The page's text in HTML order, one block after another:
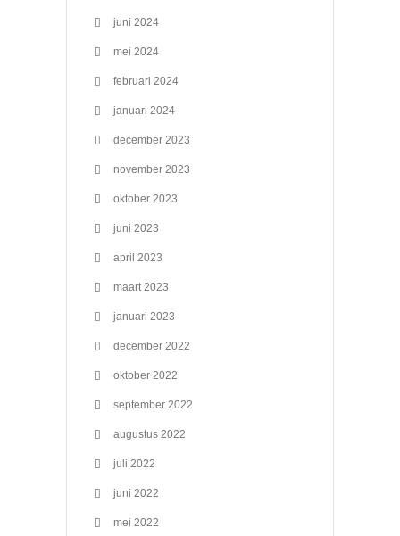
juni 2024
mei 2024
februari 2024
januari 2024
december 2023
november 2023
oktober 2023
juni 2023
april 2023
maart 2023
januari 2023
december 2022
oktober 2022
september 2022
augustus 2022
juli 2022
juni 2022
mei 2022